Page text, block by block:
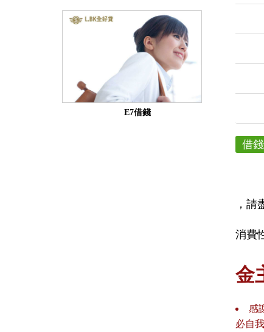
借
，請
消費
金
感
必自
E7借錢